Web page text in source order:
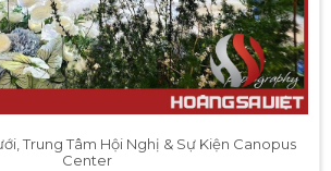
Trung Tâm Hội Nghị & Sự Kiện Canopus
Center